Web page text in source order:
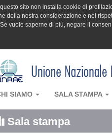
sito non installa cookie di
della nostra considerazione e nel
vuole saperne di più, negare il
SIAMO SALA STAMPA
Sala stampa